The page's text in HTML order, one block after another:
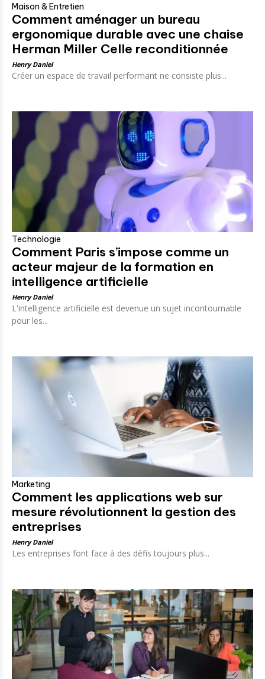
Maison & Entretien
Comment aménager un bureau
ergonomique durable avec une chaise
Herman Miller Celle reconditionnée
Henry Daniel
Créer un espace de travail performant ne consiste plus...
Technologie
Comment Paris s’impose comme un
acteur majeur de la formation en
intelligence artificielle
Henry Daniel
L'intelligence artificielle est devenue un sujet incontournable
pour les...
Marketing
Comment les applications web sur
mesure révolutionnent la gestion des
entreprises
Henry Daniel
Les entreprises font face à des défis toujours plus...